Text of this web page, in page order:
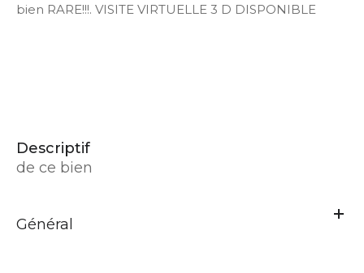
bien RARE!!!. VISITE VIRTUELLE 3 D DISPONIBLE
descriptif
de ce bien
Général